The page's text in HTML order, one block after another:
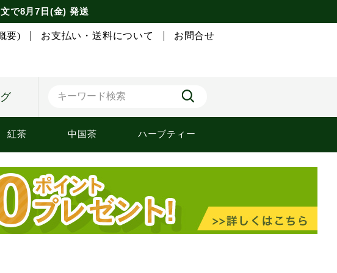
で8月7日(金) 発送
要) お支払い・送料について お問合せ
紅茶 中国茶 ハーブティー